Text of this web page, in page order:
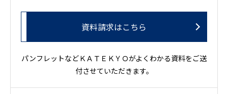
資料請求はこちら
パンフレットなどＫＡＴＥＫＹＯがよくわかる資料をご送
付させていただきます。